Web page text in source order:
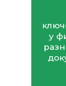
у